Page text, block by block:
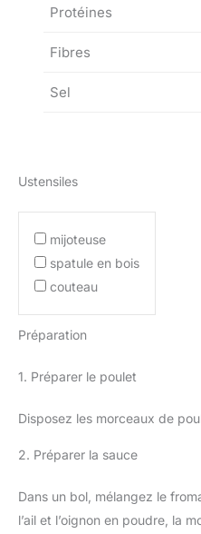
Protéines
Fibres
Sel
Ustensiles
mijoteuse
spatule en bois
couteau
Préparation
1. Préparer le poulet
Disposez les morceaux de
2. Préparer la sauce
Dans un bol, mélangez le
l’ail et l’oignon en poudre, la